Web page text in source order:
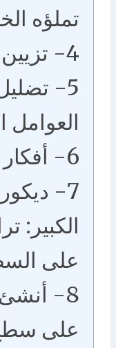
تملؤه
4- تزيين السطح بالخشب
5-
العوامل
6- أفكار ديكور سطح صغير
7-
الكبير:
على
8-
على